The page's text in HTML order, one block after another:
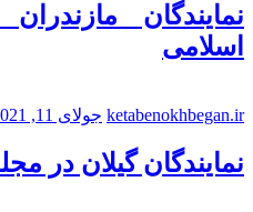
نمایندگان
اسلامی
ketabenokhbegan.ir جولای 11, 2021
نمایندگان گیلان در